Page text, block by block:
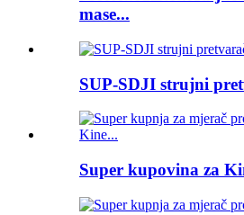
mase...
SUP-SDJI strujni
Super kupovina za